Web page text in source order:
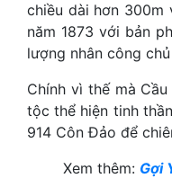
chiều dài hơn 300m
năm 1873 với bản
lượng nhân công
Chính vì thế mà
tộc thể hiện tinh
914 Côn Đảo để
Xem thêm: Gợi